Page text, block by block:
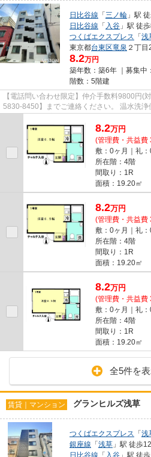
日比谷線 「三ノ輪 」駅
日比谷線 「 入谷 」駅 徒
つくばエクスプレス 「浅
東京都台東区竜泉 ２丁目
8.2万円
築年数：築6年 ｜募集中：
階数：5階建
【電話問い合わせ限定】仲介手数料9800円(
5830-8450】までご連絡ください。 温水洗
クス 洗面所独立 駅徒歩10分以内
8.2万円
(管理費・共益費
敷：0ヶ月｜礼：
所在階：4階
間取り：1R
面積：19.20㎡
8.2万円
(管理費・共益費
敷：0ヶ月｜礼：
所在階：4階
間取り：1R
面積：19.20㎡
8.2万円
(管理費・共益費
敷：0ヶ月｜礼：
所在階：4階
間取り：1R
面積：19.20㎡
全5件を
賃貸｜マンション グランヒルズ浅草
つくばエクスプレス 「浅
銀座線 「浅草 」駅 徒歩
日比谷線 「 入谷 」駅 徒